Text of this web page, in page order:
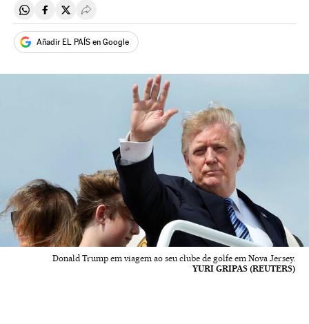
Compartir en Whatsapp
Compartir en Facebook
Compartir en Twitter
Desplegar Redes Sociales
Añadir EL PAÍS en Google
Donald Trump em viagem ao seu clube de golfe em Nova Jersey.
YURI GRIPAS (REUTERS)